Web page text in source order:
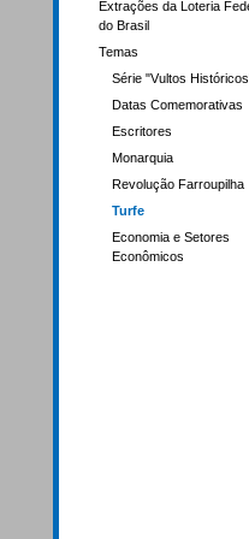
Extrações da Loteria
do Brasil
Temas
Série "Vultos
Datas Comemorativas
Escritores
Monarquia
Revolução Farroupilha
Turfe
Economia e Setores
Econômicos